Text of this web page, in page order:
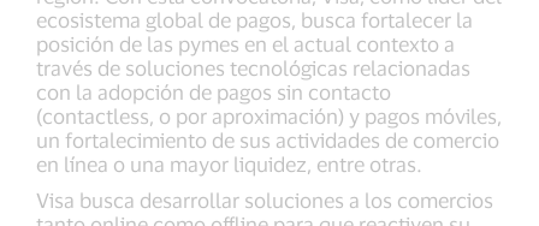
ecosistema global de pagos, busca fortalecer la
posición de las pymes en el actual contexto a
través de soluciones tecnológicas relacionadas
con la adopción de pagos sin contacto
(contactless, o por aproximación) y pagos móviles,
un fortalecimiento de sus actividades de comercio
en línea o una mayor liquidez, entre otras.
Visa busca desarrollar soluciones a los comercios